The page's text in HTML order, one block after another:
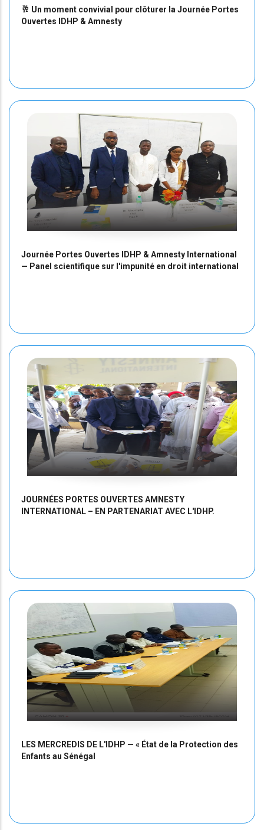
🥂 Un moment convivial pour clôturer la Journée Portes
Ouvertes IDHP & Amnesty
Journée Portes Ouvertes IDHP & Amnesty International
— Panel scientifique sur l'impunité en droit international
JOURNÉES PORTES OUVERTES AMNESTY
INTERNATIONAL – EN PARTENARIAT AVEC L'IDHP.
LES MERCREDIS DE L'IDHP — « État de la Protection des
Enfants au Sénégal